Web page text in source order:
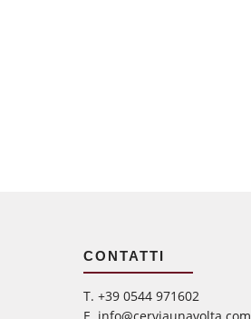
CONTATTI
‭T. +39 0544 971602